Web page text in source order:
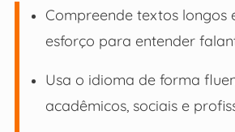
Compreende textos longos
esforço para entender
Usa o idioma de forma
acadêmicos, sociais e